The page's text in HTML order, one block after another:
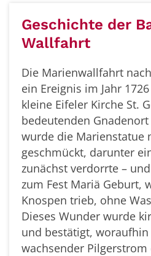
Geschichte der
Wallfahrt
Die Marienwallfahrt
ein Ereignis im Jahr
kleine Eifeler Kirche St.
bedeutenden
wurde die Marienstatue
geschmückt, darunter
zunächst verdorrte –
zum Fest Mariä Geburt,
Knospen trieb, ohne
Dieses Wunder wurde
und bestätigt,
wachsender Pilgerstrom